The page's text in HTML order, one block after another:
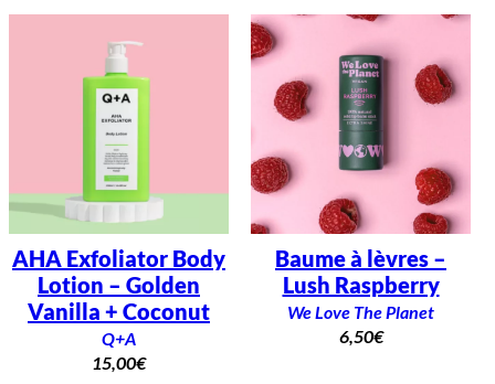
g
AHA Exfoliator Body
Lotion – Golden
Vanilla + Coconut
Q+A
15,00€
Baume à lèvres –
Lush Raspberry
We Love The Planet
6,50€